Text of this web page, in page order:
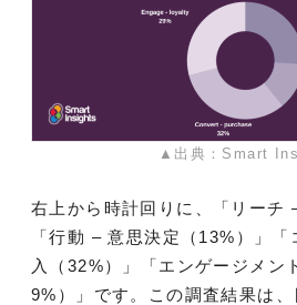
▲出典：Smart
右上から時計回りに、「リーチ
「行動 – 意思決定（13%）」
入（32%）」「エンゲージメン
9%）」です。この調査結果は